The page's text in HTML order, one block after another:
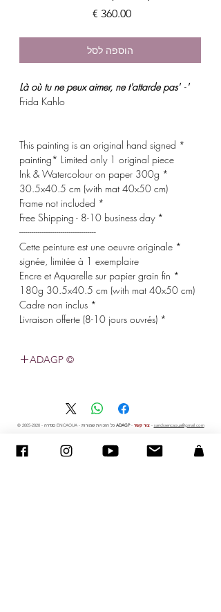
מחיר
הוספה לסל
-
Frida Kahlo
* This painting is an original hand signed
painting* Limited only 1 original piece
* Ink & Watercolour on paper 300g
30.5x40.5 cm (with mat 40x50 cm)
* Frame not included
* Free Shipping - 8-10 business day
-------------------------------------
* Cette peinture est une oeuvre originale
signée, limitée à 1 exemplaire
* Encre et Aquarelle sur papier grain fin
180g 30.5x40.5 cm (with mat 40x50 cm)
* Cadre non inclus
* Livraison offerte (8-10 jours ouvrés)
© ADAGP
© 2005-2020 - סנדרה ENCAOUA - כל הזכויות שמורות ADAGP- צור קשר - sandraencaoua@gmail.com